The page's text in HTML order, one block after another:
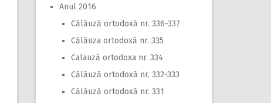
Anul 2016
Călăuză ortodoxă nr. 336-337
Călăuza ortodoxă nr. 335
Calauză ortodoxa nr. 334
Călăuză ortodoxă nr. 332-333
Călăuză ortodoxă nr. 331